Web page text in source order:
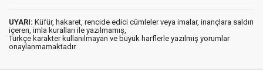
UYARI: Küfür, hakaret, rencide edici cümleler veya imalar, inançlara saldırı
içeren, imla kuralları ile yazılmamış,
Türkçe karakter kullanılmayan ve büyük harflerle yazılmış yorumlar
onaylanmamaktadır.